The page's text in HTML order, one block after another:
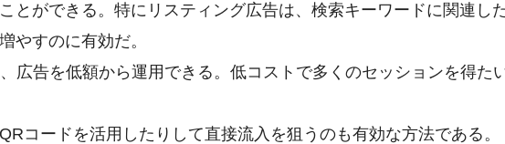
とができる。特にリスティング広告は、検索キーワードに関連し
やすのに有効だ。
広告を低額から運用できる。低コストで多くのセッションを得た
コードを活用したりして直接流入を狙うのも有効な方法である。